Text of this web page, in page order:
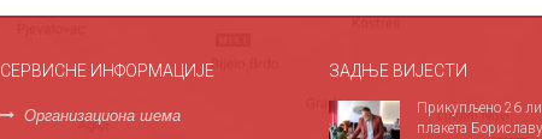
СЕРВИСНЕ ИНФОРМАЦИЈЕ
Организациона шема
ЗАДЊЕ ВИЈЕСТИ
Прикупљено 26
плакета